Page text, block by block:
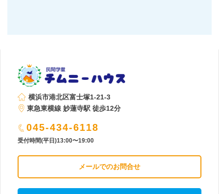
横浜市港北区富士塚1-21-3
東急東横線 妙蓮寺駅 徒歩12分
045-434-6118
受付時間(平日)13:00〜19:00
メールでのお問合せ